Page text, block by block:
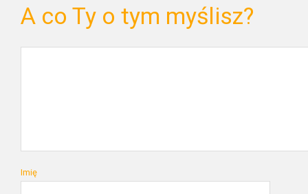
A co Ty o tym myślisz?
Imię